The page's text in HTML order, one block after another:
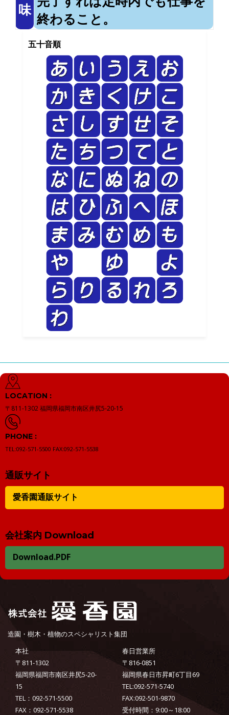
味
終わること。
五十音順
LOCATION :
〒811-1302福岡県福岡市南区井尻5-20-15
PHONE :
TEL:092-571-5500 FAX:092-571-5538
通販サイト
愛香園通販サイト
会社案内 Download
Download.PDF
造園・樹木・植物のスペシャリスト集団
本社
〒811-1302
福岡県福岡市南区井尻5-20-
15
TEL：092-571-5500
FAX：092-571-5538
春日営業所
〒816-0851
福岡県春日市昇町6丁目69
TEL:092-571-5740
FAX:092-501-9870
受付時間：9:00～18:00